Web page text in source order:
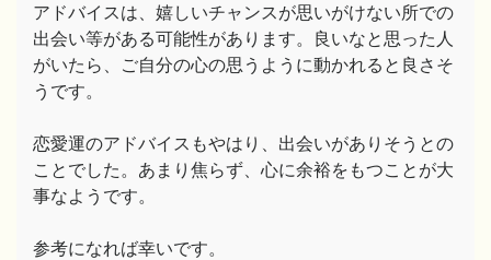
アドバイスは、嬉しいチャンスが思いがけない所での
出会い等がある可能性があります。良いなと思った人
がいたら、ご自分の心の思うように動かれると良さそ
うです。
恋愛運のアドバイスもやはり、出会いがありそうとの
ことでした。あまり焦らず、心に余裕をもつことが大
事なようです。
参考になれば幸いです。